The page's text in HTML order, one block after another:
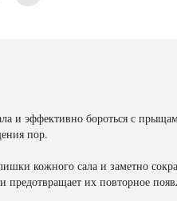
и эффективно бороться с
пор.
кожного сала и заметно
их повторное